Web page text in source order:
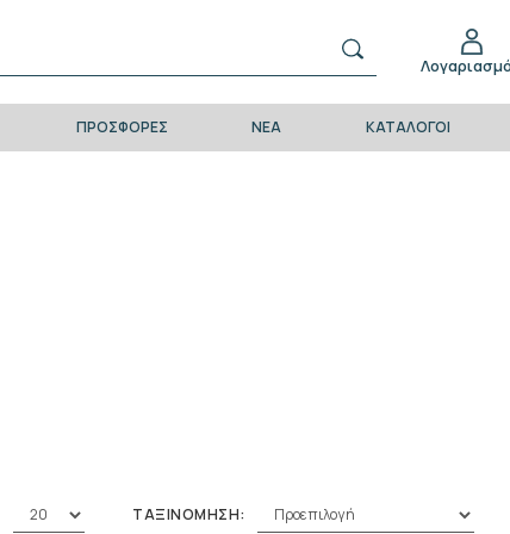
ΠΡΟΣΦΟΡΕΣ ΝΕΑ ΚΑΤΑΛΟΓΟΙ
ΤΑΞΙΝΟΜΗΣΗ: